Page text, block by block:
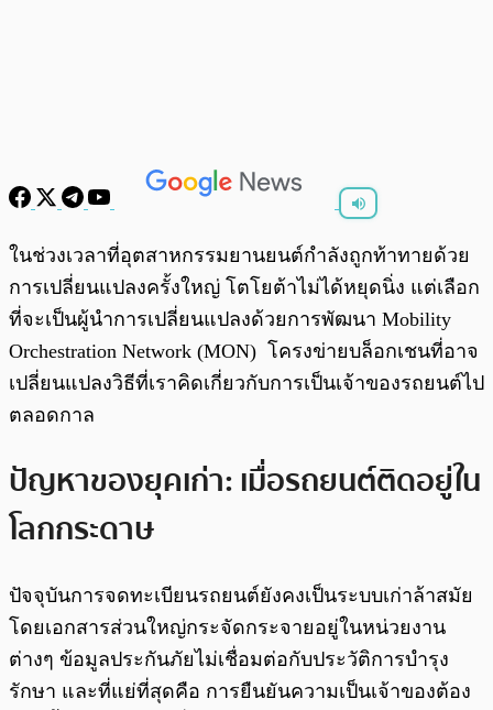
พร้อมเล่น 0:00 0:00
ในช่วงเวลาที่อุตสาหกรรมยานยนต์กำลังถูกท้าทายด้วย
การเปลี่ยนแปลงครั้งใหญ่ โตโยต้าไม่ได้หยุดนิ่ง แต่เลือก
ที่จะเป็นผู้นำการเปลี่ยนแปลงด้วยการพัฒนา Mobility
Orchestration Network (MON) โครงข่ายบล็อกเชนที่อาจ
เปลี่ยนแปลงวิธีที่เราคิดเกี่ยวกับการเป็นเจ้าของรถยนต์ไป
ตลอดกาล
ปัญหาของยุคเก่า: เมื่อรถยนต์ติดอยู่ใน
โลกกระดาษ
ปัจจุบันการจดทะเบียนรถยนต์ยังคงเป็นระบบเก่าล้าสมัย
โดยเอกสารส่วนใหญ่กระจัดกระจายอยู่ในหน่วยงาน
ต่างๆ ข้อมูลประกันภัยไม่เชื่อมต่อกับประวัติการบำรุง
รักษา และที่แย่ที่สุดคือ การยืนยันความเป็นเจ้าของต้อง